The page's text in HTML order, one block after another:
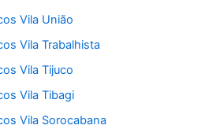
Vila União
Vila Trabalhista
Vila Tijuco
Vila Tibagi
Vila Sorocabana